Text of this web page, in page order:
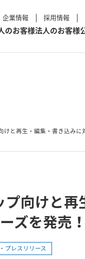
企業情報 採用情報
のお客様法人のお客様
けと再生・編集・書き込みに
プ向けと
ズを発売！
プレスリリース